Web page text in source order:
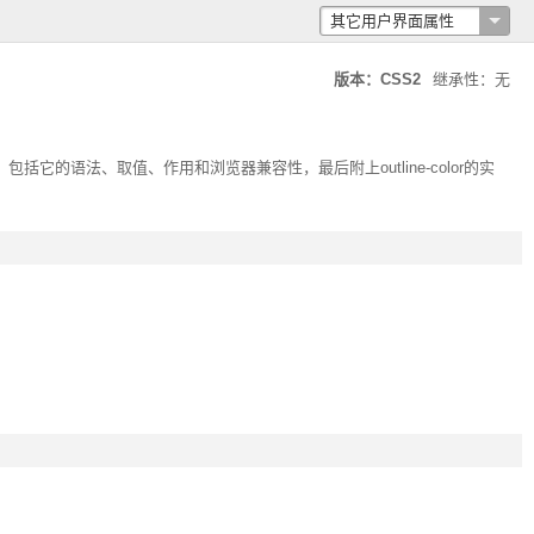
其它用户界面属性
版本：CSS2 继承性：无
包括它的语法、取值、作用和浏览器兼容性，最后附上outline-color的实